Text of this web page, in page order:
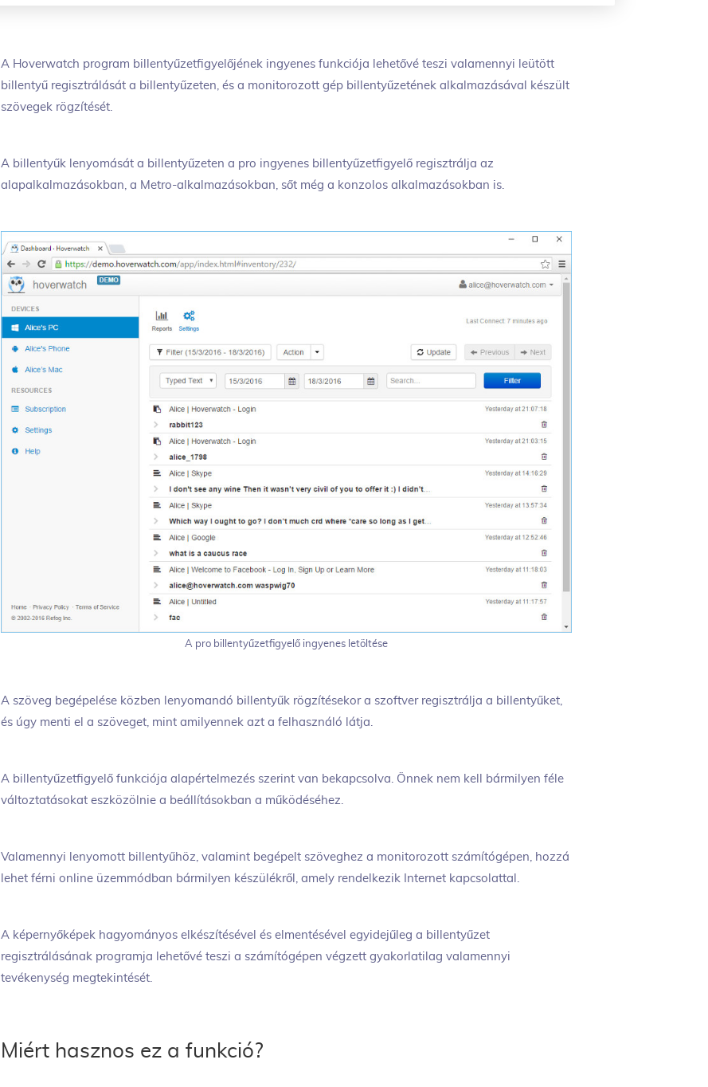
A Hoverwatch program billentyűzetfigyelőjének ingyenes funkciója lehetővé teszi valamennyi leütött
billentyű regisztrálását a billentyűzeten, és a monitorozott gép billentyűzetének alkalmazásával készült
szövegek rögzítését.
A billentyűk lenyomását a billentyűzeten a pro ingyenes billentyűzetfigyelő regisztrálja az
alapalkalmazásokban, a Metro-alkalmazásokban, sőt még a konzolos alkalmazásokban is.
A pro billentyűzetfigyelő ingyenes letöltése
A szöveg begépelése közben lenyomandó billentyűk rögzítésekor a szoftver regisztrálja a billentyűket,
és úgy menti el a szöveget, mint amilyennek azt a felhasználó látja.
A billentyűzetfigyelő funkciója alapértelmezés szerint van bekapcsolva. Önnek nem kell bármilyen féle
változtatásokat eszközölnie a beállításokban a működéséhez.
Valamennyi lenyomott billentyűhöz, valamint begépelt szöveghez a monitorozott számítógépen, hozzá
lehet férni online üzemmódban bármilyen készülékről, amely rendelkezik Internet kapcsolattal.
A képernyőképek hagyományos elkészítésével és elmentésével egyidejűleg a billentyűzet
regisztrálásának programja lehetővé teszi a számítógépen végzett gyakorlatilag valamennyi
tevékenység megtekintését.
Miért hasznos ez a funkció?